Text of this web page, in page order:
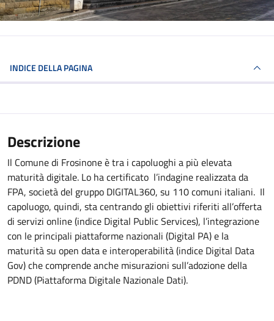
INDICE DELLA PAGINA
Descrizione
Il Comune di Frosinone è tra i capoluoghi a più elevata
maturità digitale. Lo ha certificato l’indagine realizzata da
FPA, società del gruppo DIGITAL360, su 110 comuni italiani. Il
capoluogo, quindi, sta centrando gli obiettivi riferiti all’offerta
di servizi online (indice Digital Public Services), l’integrazione
con le principali piattaforme nazionali (Digital PA) e la
maturità su open data e interoperabilità (indice Digital Data
Gov) che comprende anche misurazioni sull’adozione della
PDND (Piattaforma Digitale Nazionale Dati).